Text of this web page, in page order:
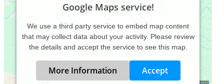
Google Maps service!
We use a third party service to embed map content
that may collect data about your activity. Please review
the details and accept the service to see this map.
More Information Accept